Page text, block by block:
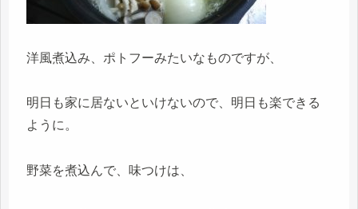
洋風煮込み、ポトフーみたいなものですが、
明日も家に居ないといけないので、明日も楽できる
ように。
野菜を煮込んで、味つけは、